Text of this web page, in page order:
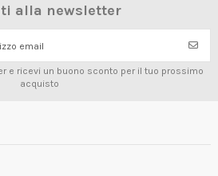
alla newsletter
email
e ricevi un buono sconto per il tuo prossimo
acquisto